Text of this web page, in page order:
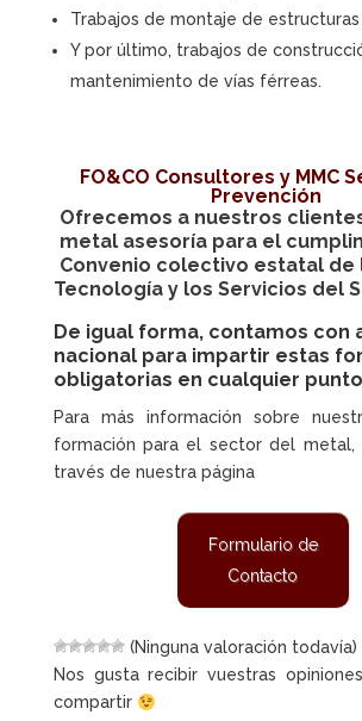
Trabajos de montaje de
Y por último, trabajos de
mantenimiento de vías férreas.
FO&CO Consultores y MMC
Prevención
Ofrecemos a nuestros
metal asesoría para el
Convenio colectivo estatal de
Tecnología y los Servicios del
De igual forma, contamos con
nacional para impartir estas
obligatorias en cualquier
Para más información sobre
formación para el sector del metal,
través de nuestra página
Formulario de
Contacto
(Ninguna valoración todavía)
Nos gusta recibir vuestras
compartir